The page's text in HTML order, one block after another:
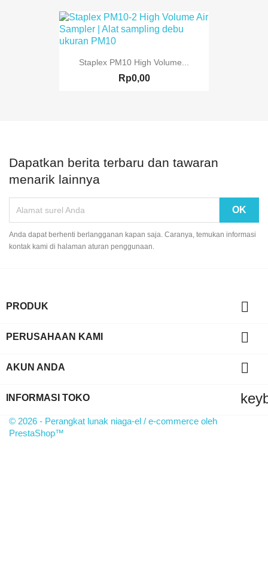
Staplex PM10 High Volume...
Rp0,00
Dapatkan berita terbaru dan tawaran
menarik lainnya
Anda dapat berhenti berlangganan kapan saja. Caranya, temukan informasi
kontak kami di halaman aturan penggunaan.
PRODUK 
PERUSAHAAN KAMI 
AKUN ANDA 
INFORMASI TOKO
© 2026 - Perangkat lunak niaga-el / e-commerce oleh
PrestaShop™